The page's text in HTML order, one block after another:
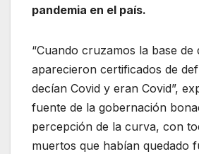
pandemia en el país.
“Cuando cruzamos la base de
aparecieron certificados de
decían Covid y eran Covid”,
fuente de la gobernación
percepción de la curva, con
muertos que habían quedado